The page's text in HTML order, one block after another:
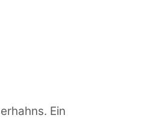
Ein